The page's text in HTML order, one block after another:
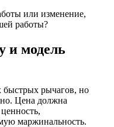
или изменение,
работы?
и модель
рычагов, но
Цена должна
маржинальность.